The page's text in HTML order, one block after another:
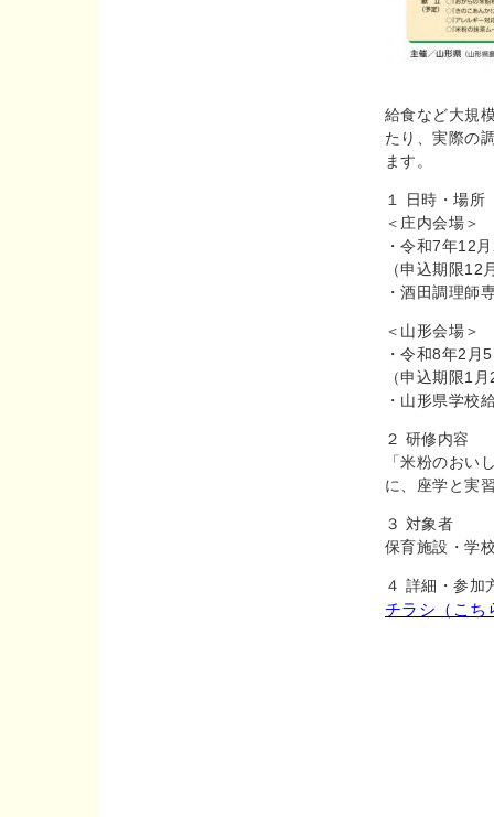
給食など大規
たり、実際の
ます。
１ 日時・場所
＜庄内会場＞
・令和7年12
（申込期限12
・酒田調理師
＜山形会場＞
・令和8年2月
（申込期限1
・山形県学校
２ 研修内容
「米粉のおい
に、座学と実
３ 対象者
保育施設・学
４ 詳細・参加
チラシ（こち